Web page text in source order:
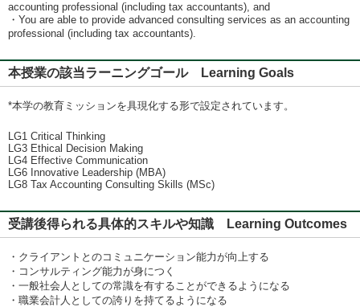
accounting professional (including tax accountants), and
・You are able to provide advanced consulting services as an accounting
professional (including tax accountants).
本授業の該当ラーニングゴール Learning Goals
*本学の教育ミッションを具現化する形で設定されています。
LG1 Critical Thinking
LG3 Ethical Decision Making
LG4 Effective Communication
LG6 Innovative Leadership (MBA)
LG8 Tax Accounting Consulting Skills (MSc)
受講後得られる具体的スキルや知識 Learning Outcomes
・クライアントとのコミュニケーション能力が向上する
・コンサルティング能力が身につく
・一般社会人としての常識を有することができるようになる
・職業会計人としての誇りを持てるようになる